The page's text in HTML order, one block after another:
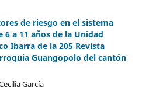
de riesgo en el sistema
a 11 años de la Unidad
Ibarra de la 205 Revista
Guangopolo del cantón
García